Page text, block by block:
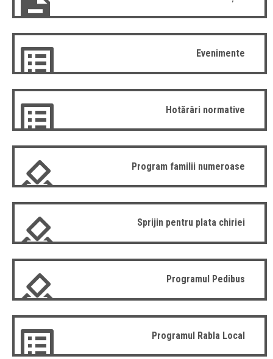
Evenimente
Hotărâri normative
Program familii numeroase
Sprijin pentru plata chiriei
Programul Pedibus
Programul Rabla Local